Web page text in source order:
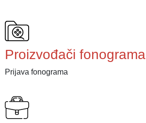
Proizvođači fonograma
Prijava fonograma